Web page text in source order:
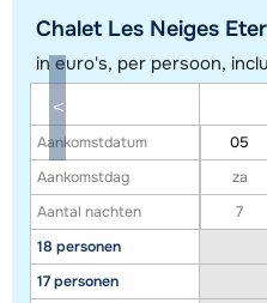
Chalet Les Neiges
in euro's, per persoon,
Aankomstdatum
Aankomstdag
Aantal nachten
18 personen
17 personen
05
za
7